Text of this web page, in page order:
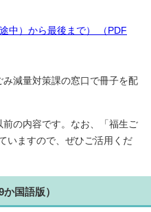
中）から最後まで） （PDF
減量対策課の窓口で冊子を配
の内容です。なお、「福生ご
いますので、ぜひご活用くだ
国語版）